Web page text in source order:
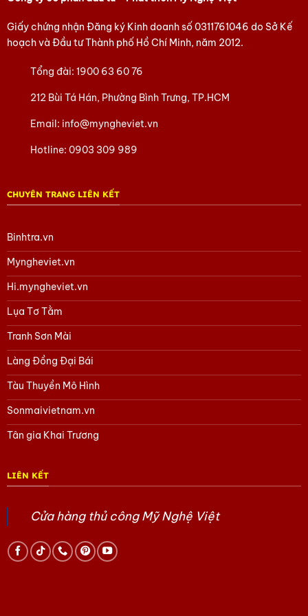
Giấy chứng nhận Đăng ký Kinh doanh số0311761046 do Sở Kế
hoạch và Đầu tư Thành phố Hồ Chí Minh, năm 2012.
Tổng đài:1900 63 60 76
212 Bùi Tá Hán, Phường Bình Trưng, TP.HCM
Email: info@myngheviet.vn
Hotline:0903 309 989
CHUYÊN TRANG LIÊN KẾT
Binhtra.vn
Myngheviet.vn
Hi.myngheviet.vn
Lụa Tơ Tằm
Tranh Sơn Mài
Làng Đồng Đại Bái
Tàu Thuyền Mô Hình
Sonmaivietnam.vn
Tân gia Khai Trương
LIÊN KẾT
Cửa hàng thủ công Mỹ Nghệ Việt